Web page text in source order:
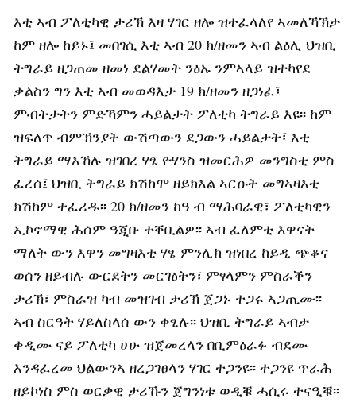
እቲ ኣብ ፖለቲካዊ ታሪኽ እዛ ሃገር ዘሎ ዝተፈላለየ ኣመለኻኽታ
ከም ዘሎ ከይኑ፤ መበገሲ እቲ ኣብ 20 ክ/ዘመን ኣብ ልዕሊ ህዝቢ
ትግራይ ዘጋጠመ ዘመነ ደልሃመት ንዕኡ ንምኣላይ ዝተካየደ
ቃልስን ግን እቲ ኣብ መወዳእታ 19 ክ/ዘመን ዘጋነፈ፤
ምብትታትን ምድኻምን ሓይልታት ፖለቲካ ትግራይ እዩ፡፡ ከም
ዝፍለጥ ብምኽንያት ውሽጣውን ደጋውን ሓይልታት፤ እቲ
ትግራይ ማእኸሉ ዝገበረ ሃፄ ዮሃንስ ዝመርሕዎ መንግስቲ ምስ
ፈረሰ፤ ህዝቢ ትግራይ ክሽከሞ ዘይክእል ኣርዑት መግኣዛእቲ
ክሽከም ተፈሪዱ፡፡ 20 ክ/ዘመን ከዓ ብ ማሕባራዊ፣ ፖለቲካዊን
ኢኮኖማዊ ሕሰም ዓጂቡ ተቐቢልዎ፡፡ ኣብ ፈለምቲ እዋናት
ማለት ውን እዋን መግዛእቲ ሃፄ ምንሊክ ዝነበረ ከይዲ ጭቆና
ወሰን ዘይብሉ ውርደትን መርገፅትን፣ ምፃላምን ምስራቕን
ታሪኽ፣ ምስራዝ ካብ መዝገብ ታሪኽ ጀጋኑ ተጋሩ ኣጋጢሙ፡፡
ኣብ ስርዓት ሃይለስላሰ ውን ቀፂሉ፡፡ ህዝቢ ትግራይ ኣብታ
ቀዲሙ ናይ ፖለቲካ ሀሁ ዝጀመረላን በቢምዕራፉ ብደሙ
እንዳፈረመ ህልውንኣ ዘረጋገፀላን ሃገር ተጋንዩ፡፡ ተጋንዩ ጥራሕ
ዘይኮነስ ምስ ወርቃዊ ታሪኹን ጀግንነቱ ወዲቑ ሓሲሩ ተናዒቑ፡፡